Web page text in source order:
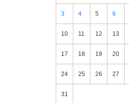
3 4 5 6
10 11 12 13
17 18 19 20
24 25 26 27
31